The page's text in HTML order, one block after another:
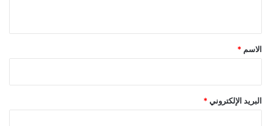
*
الاسم *
البريد الإلكتروني *